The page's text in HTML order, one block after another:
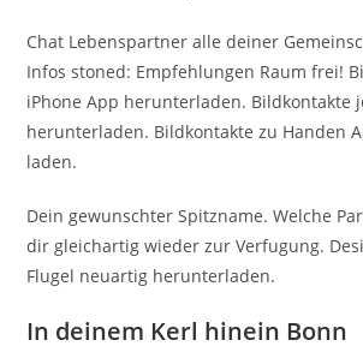
Chat Lebenspartner alle deiner
Infos stoned: Empfehlungen Raum frei!
iPhone App herunterladen. Bildkontakte
herunterladen. Bildkontakte zu Handen
laden.
Dein gewunschter Spitzname. Welche
dir gleichartig wieder zur Verfugung.
Flugel neuartig herunterladen.
In deinem Kerl hinein Bonn